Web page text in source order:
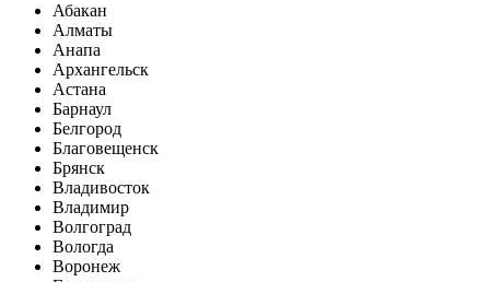
Абакан
Алматы
Анапа
Архангельск
Астана
Барнаул
Белгород
Благовещенск
Брянск
Владивосток
Владимир
Волгоград
Вологда
Воронеж